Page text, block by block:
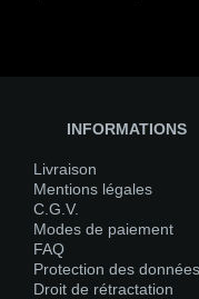
INFORMATIONS
Livraison
Mentions légales
C.G.V.
Modes de paiement
FAQ
Protection des données
Droit de rétractation